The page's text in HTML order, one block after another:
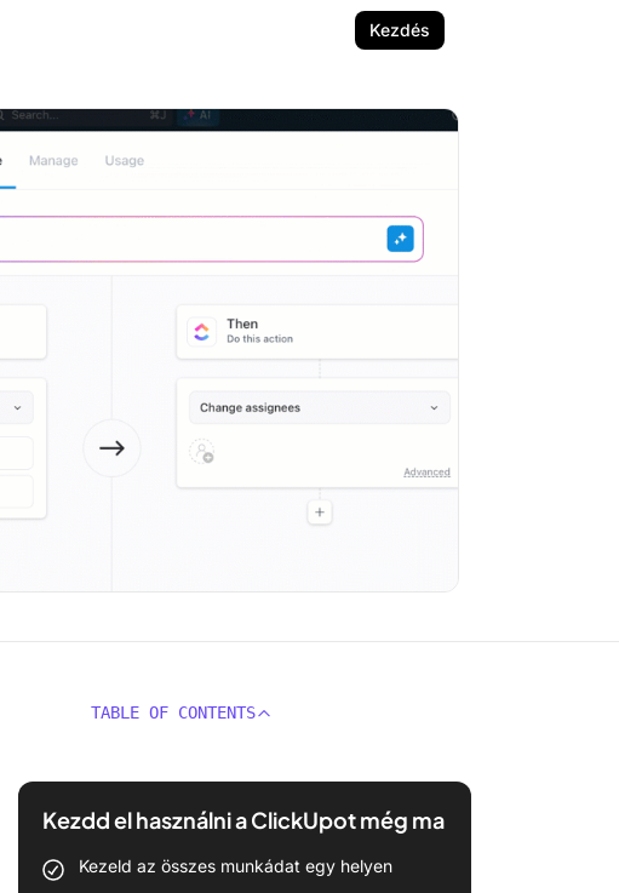
Kezdés
TABLE OF CONTENTS
Kezdd el használni a ClickUpot még ma
Kezeld az összes munkádat egy helyen